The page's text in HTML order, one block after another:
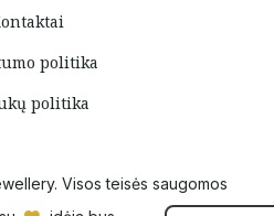
politika
politika
Visos teisės saugomos